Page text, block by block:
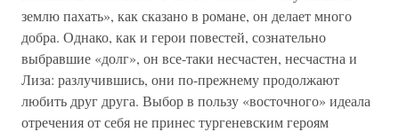
землю пахать», как сказано в романе, он делает много
добра. Однако, как и герои повестей, сознательно
выбравшие «долг», он все-таки несчастен, несчастна и
Лиза: разлучившись, они по-прежнему продолжают
любить друг друга. Выбор в пользу «восточного» идеала
отречения от себя не принес тургеневским героям